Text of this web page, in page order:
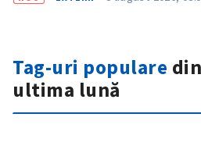
Tag-uri populare din
ultima lună